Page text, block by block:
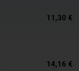
11,30 €
14,16 €